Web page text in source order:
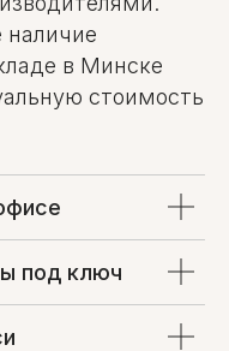
наличие
в Минске
стоимость
под ключ